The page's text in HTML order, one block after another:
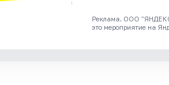
Реклама. ООО
это мероприятие на